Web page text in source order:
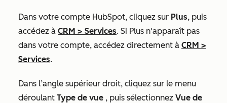
Dans votre compte HubSpot, cliquez sur Plus, puis
accédez à CRM > Services. Si Plus n'apparaît pas
dans votre compte, accédez directement à CRM >
Services.
Dans l’angle supérieur droit, cliquez sur le menu
déroulant Type de vue , puis sélectionnez Vue de